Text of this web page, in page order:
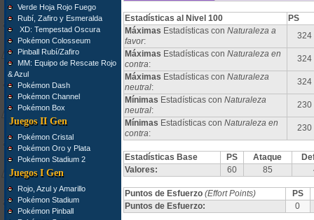
Verde Hoja Rojo Fuego
Rubí, Zafiro y Esmeralda
XD: Tempestad Oscura
Pokémon Colosseum
Pinball Rubí/Zafiro
MM: Equipo de Rescate Rojo
& Azul
Pokémon Dash
Pokémon Channel
Pokémon Box
Juegos II Gen
Pokémon Cristal
Pokémon Oro y Plata
Pokémon Stadium 2
Juegos I Gen
Rojo, Azul y Amarillo
Pokémon Stadium
Pokémon Pinball
Estadísticas al Nivel 100
PS
Máximas Estadísticas con Naturaleza a
favor:
324
Máximas Estadísticas con Naturaleza en
contra:
324
Máximas Estadísticas con Naturaleza
neutral:
324
Mínimas Estadísticas con Naturaleza
neutral:
230
Mínimas Estadísticas con Naturaleza en
contra:
230
Estadísticas Base PS Ataque
Valores:
60 85
Puntos de Esfuerzo (Effort Points)
PS
Puntos de Esfuerzo:
0